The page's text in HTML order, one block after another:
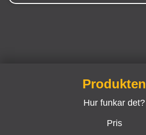
Produkten
Hur funkar det?
Pris